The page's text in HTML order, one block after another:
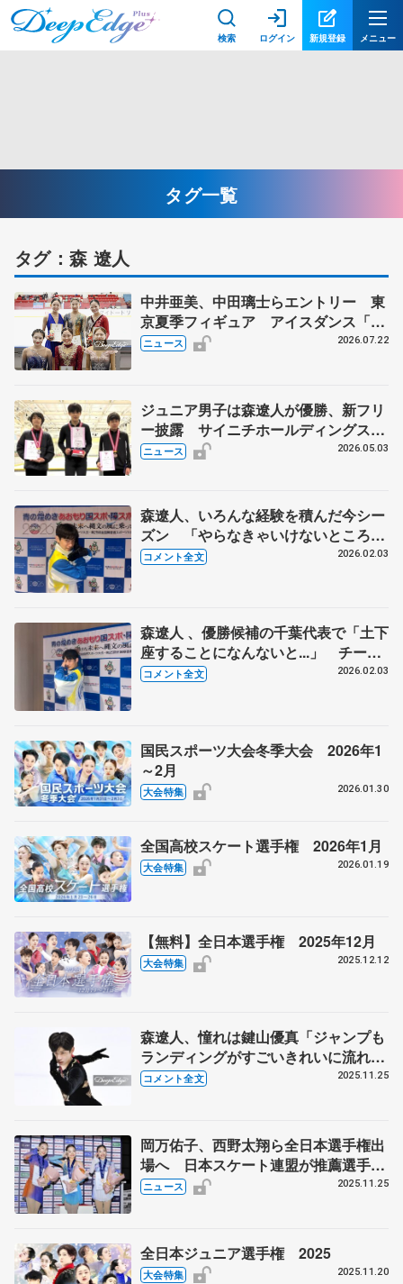
検索 ログイン 新規登録 メニュー
タグ一覧
タグ：森 遼人
中井亜美、中田璃士らエントリー 東
京夏季フィギュア アイスダンス「か
ほゆう」や矢島榛乃、北村凌大組も
ニュース 2026.07.22
ジュニア男子は森遼人が優勝、新フリ
ー披露 サイニチホールディングス
杯、西野太翔は欠場
ニュース 2026.05.03
森遼人、いろんな経験を積んだ今シー
ズン 「やらなきゃいけないところで
決められるように」 【国民スポーツ
コメント全文 2026.02.03
森遼人 、優勝候補の千葉代表で「土下
座することになんないと...」 チーム
戦が初めて「みんなでわいわいやって
コメント全文 2026.02.03
国民スポーツ大会冬季大会 2026年1
～2月
大会特集 2026.01.30
全国高校スケート選手権 2026年1月
大会特集 2026.01.19
【無料】全日本選手権 2025年12月
大会特集 2025.12.12
森遼人、憧れは鍵山優真「ジャンプも
ランディングがすごいきれいに流れ
て」 【全日本ジュニア選手権男子
コメント全文 2025.11.25
岡万佑子、西野太翔ら全日本選手権出
場へ 日本スケート連盟が推薦選手発
表 全日本ジュニア選手権を受け
ニュース 2025.11.25
全日本ジュニア選手権 2025
大会特集 2025.11.20